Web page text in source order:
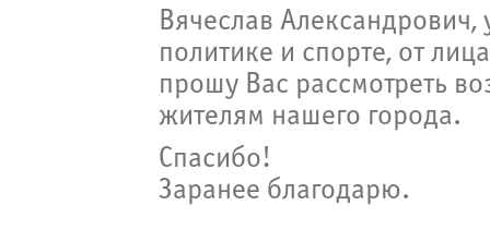
Вячеслав Александрович,
политике и спорте, от
прошу Вас рассмотреть
жителям нашего города.
Спасибо!
Заранее благодарю.